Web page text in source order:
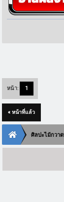
หน้า: 1
« หน้าที่แล้ว
ศิลปะไม้กวา